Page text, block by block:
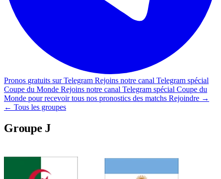
Pronos gratuits sur Telegram Rejoins notre canal Telegram spécial
Coupe du Monde Rejoins notre canal Telegram spécial Coupe du
Monde pour recevoir tous nos pronostics des matchs Rejoindre →
← Tous les groupes
Groupe J